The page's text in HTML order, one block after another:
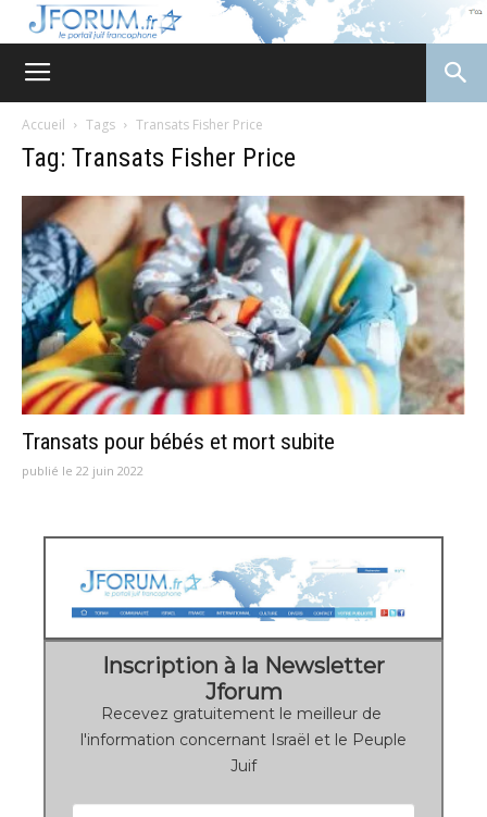
Accueil Tags Transats Fisher Price
Tag: Transats Fisher Price
Transats pour bébés et mort subite
publié le 22 juin 2022
Inscription à la Newsletter
Jforum
Recevez gratuitement le meilleur de
l'information concernant Israël et le Peuple
Juif